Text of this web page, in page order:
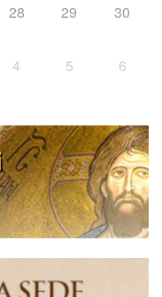
28 29 30
4 5 6